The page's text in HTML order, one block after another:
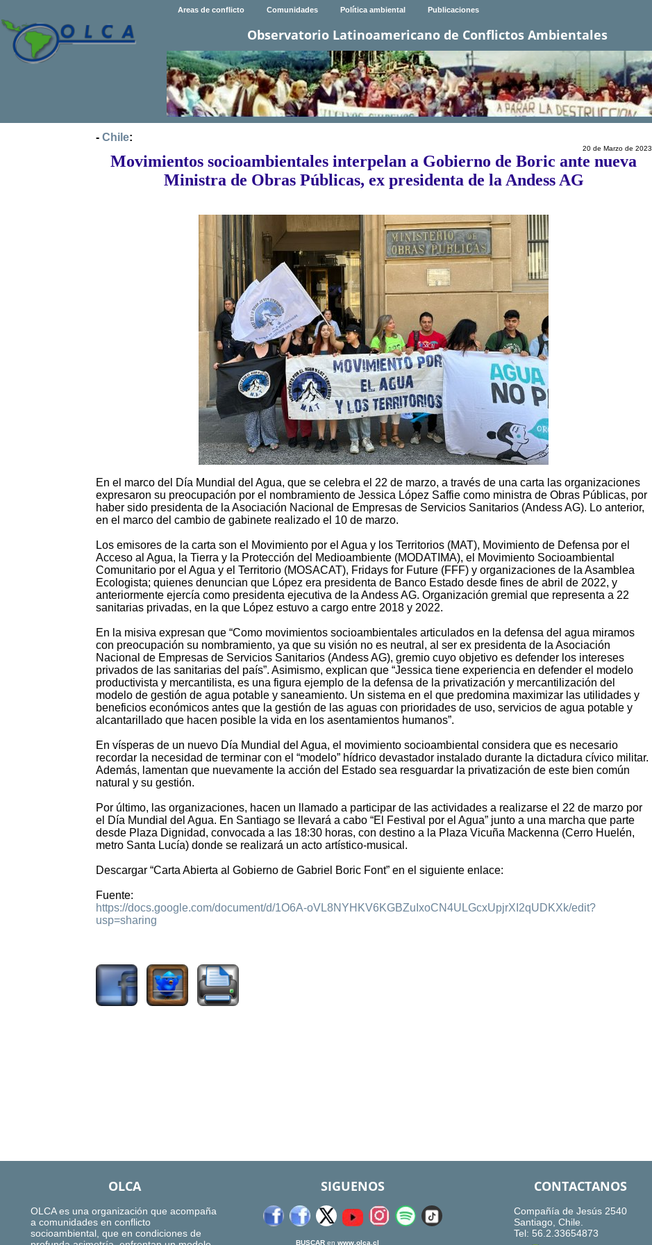
Areas de conflicto Comunidades Política ambiental Publicaciones
Observatorio Latinoamericano de Conflictos Ambientales
- Chile:
20 de Marzo de 2023
Movimientos socioambientales interpelan a Gobierno de Boric ante nueva
Ministra de Obras Públicas, ex presidenta de la Andess AG
En el marco del Día Mundial del Agua, que se celebra el 22 de marzo, a través de una carta las organizaciones
expresaron su preocupación por el nombramiento de Jessica López Saffie como ministra de Obras Públicas, por
haber sido presidenta de la Asociación Nacional de Empresas de Servicios Sanitarios (Andess AG). Lo anterior,
en el marco del cambio de gabinete realizado el 10 de marzo.
Los emisores de la carta son el Movimiento por el Agua y los Territorios (MAT), Movimiento de Defensa por el
Acceso al Agua, la Tierra y la Protección del Medioambiente (MODATIMA), el Movimiento Socioambiental
Comunitario por el Agua y el Territorio (MOSACAT), Fridays for Future (FFF) y organizaciones de la Asamblea
Ecologista; quienes denuncian que López era presidenta de Banco Estado desde fines de abril de 2022, y
anteriormente ejercía como presidenta ejecutiva de la Andess AG. Organización gremial que representa a 22
sanitarias privadas, en la que López estuvo a cargo entre 2018 y 2022.
En la misiva expresan que “Como movimientos socioambientales articulados en la defensa del agua miramos
con preocupación su nombramiento, ya que su visión no es neutral, al ser ex presidenta de la Asociación
Nacional de Empresas de Servicios Sanitarios (Andess AG), gremio cuyo objetivo es defender los intereses
privados de las sanitarias del país”. Asimismo, explican que “Jessica tiene experiencia en defender el modelo
productivista y mercantilista, es una figura ejemplo de la defensa de la privatización y mercantilización del
modelo de gestión de agua potable y saneamiento. Un sistema en el que predomina maximizar las utilidades y
beneficios económicos antes que la gestión de las aguas con prioridades de uso, servicios de agua potable y
alcantarillado que hacen posible la vida en los asentamientos humanos”.
En vísperas de un nuevo Día Mundial del Agua, el movimiento socioambiental considera que es necesario
recordar la necesidad de terminar con el “modelo” hídrico devastador instalado durante la dictadura cívico militar.
Además, lamentan que nuevamente la acción del Estado sea resguardar la privatización de este bien común
natural y su gestión.
Por último, las organizaciones, hacen un llamado a participar de las actividades a realizarse el 22 de marzo por
el Día Mundial del Agua. En Santiago se llevará a cabo “El Festival por el Agua” junto a una marcha que parte
desde Plaza Dignidad, convocada a las 18:30 horas, con destino a la Plaza Vicuña Mackenna (Cerro Huelén,
metro Santa Lucía) donde se realizará un acto artístico-musical.
Descargar “Carta Abierta al Gobierno de Gabriel Boric Font” en el siguiente enlace:
Fuente:
https://docs.google.com/document/d/1O6A-oVL8NYHKV6KGBZuIxoCN4ULGcxUpjrXI2qUDKXk/edit?
usp=sharing
OLCA
OLCA es una organización que acompaña
a comunidades en conflicto
socioambiental, que en condiciones de
SIGUENOS
BUSCARen www.olca.cl
CONTACTANOS
Compañía de Jesús 2540
Santiago, Chile.
Tel: 56.2.33654873